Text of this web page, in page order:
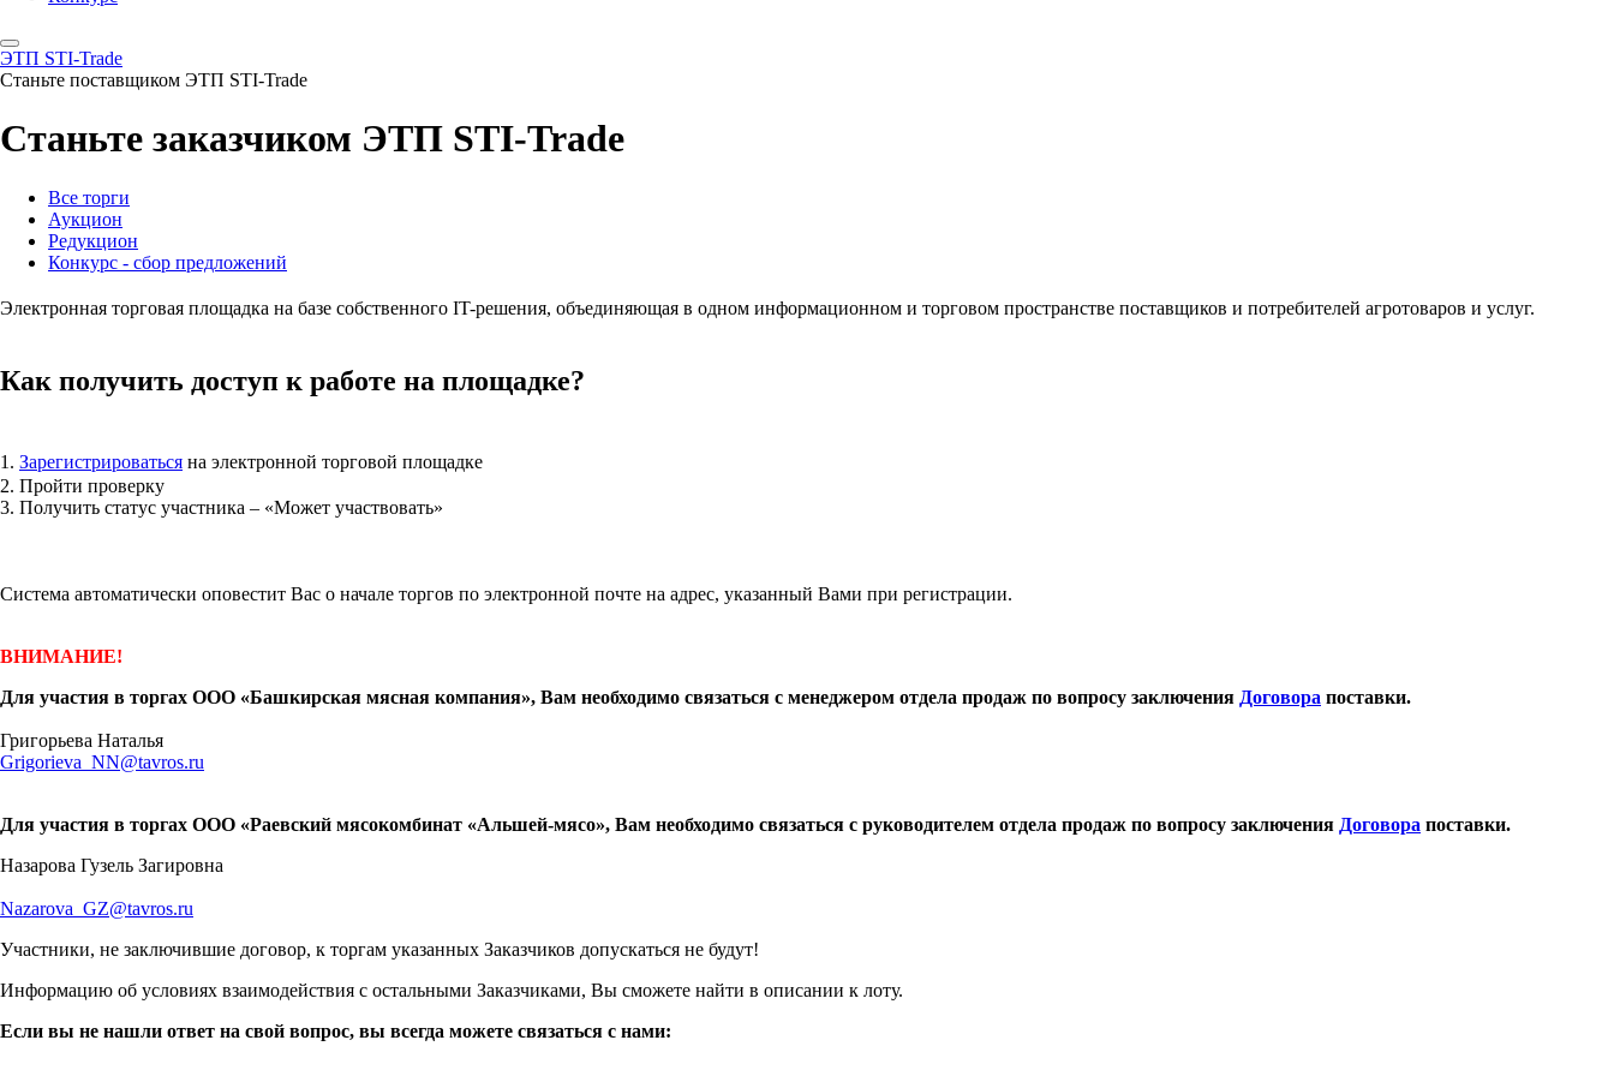
ЭТП STI-Trade
Станьте поставщиком ЭТП STI-Trade
Станьте заказчиком ЭТП STI-Trade
Все торги
Аукцион
Редукцион
Конкурс - сбор предложений
Электронная торговая площадка на базе собственного IT-решения, объединяющая в одном информационном и торговом пространстве поставщиков и потребителей агротоваров и услуг.
Как получить доступ к работе на площадке?
1. Зарегистрироваться на электронной торговой площадке
2. Пройти проверку
3. Получить статус участника – «Может участвовать»
Система автоматически оповестит Вас о начале торгов по электронной почте на адрес, указанный Вами при регистрации.
ВНИМАНИЕ!
Для участия в торгах ООО «Башкирская мясная компания», Вам необходимо связаться с менеджером отдела продаж по вопросу заключения Договора поставки.
Григорьева Наталья
Grigorieva_NN@tavros.ru
Для участия в торгах ООО «Раевский мясокомбинат «Альшей-мясо», Вам необходимо связаться с руководителем отдела продаж по вопросу заключения Договора поставки.
Назарова Гузель Загировна
Nazarova_GZ@tavros.ru
Участники, не заключившие договор, к торгам указанных Заказчиков допускаться не будут!
Информацию об условиях взаимодействия с остальными Заказчиками, Вы сможете найти в описании к лоту.
Если вы не нашли ответ на свой вопрос, вы всегда можете связаться с нами: